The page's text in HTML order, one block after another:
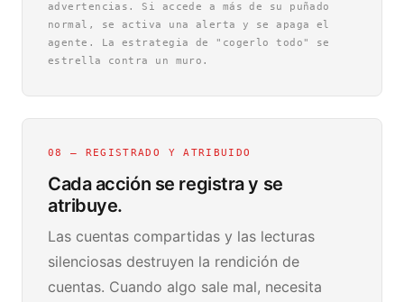
advertencias. Si accede a más de su puñado
normal, se activa una alerta y se apaga el
agente. La estrategia de "cogerlo todo" se
estrella contra un muro.
08 — REGISTRADO Y ATRIBUIDO
Cada acción se registra y se
atribuye.
Las cuentas compartidas y las lecturas
silenciosas destruyen la rendición de
cuentas. Cuando algo sale mal, necesita